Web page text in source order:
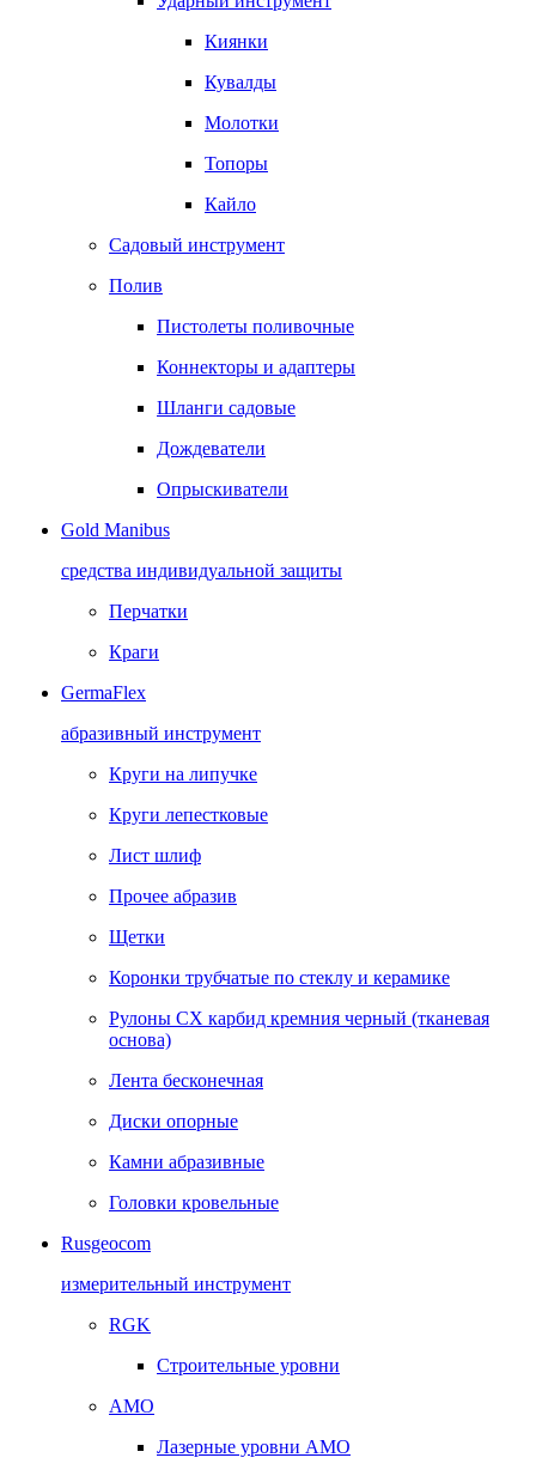
Киянки
Кувалды
Молотки
Топоры
Кайло
Садовый инструмент
Полив
Пистолеты поливочные
Коннекторы и адаптеры
Шланги садовые
Дождеватели
Опрыскиватели
Gold Manibus
средства индивидуальной защиты
Перчатки
Краги
GermaFlex
абразивный инструмент
Круги на липучке
Круги лепестковые
Лист шлиф
Прочее абразив
Щетки
Коронки трубчатые по стеклу и керамике
Рулоны CX карбид кремния черный (тканевая
основа)
Лента бесконечная
Диски опорные
Камни абразивные
Головки кровельные
Rusgeocom
измерительный инструмент
RGK
Строительные уровни
AMO
Лазерные уровни AMO